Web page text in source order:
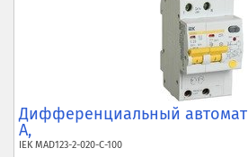
Дифференциальный автомат
A,
IEKMAD123-2-020-C-100